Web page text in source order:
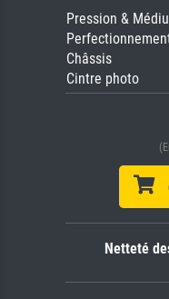
Pression &
Châssis
Cintre photo
Netteté